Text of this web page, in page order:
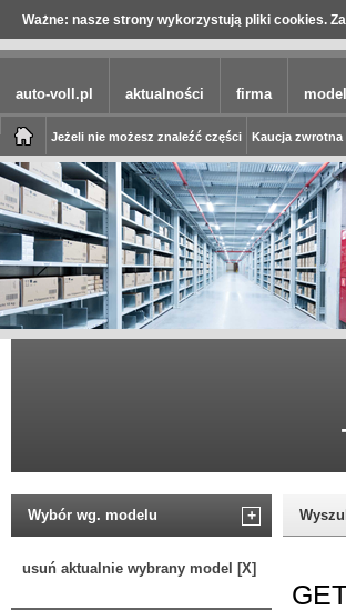
Ważne: nasze strony wykorzystują pliki cookies.
auto-voll.pl aktualności firma
Jeżeli nie możesz znaleźć części Kaucja zwrotna
Wybór wg. modelu +
usuń aktualnie wybrany model [X]